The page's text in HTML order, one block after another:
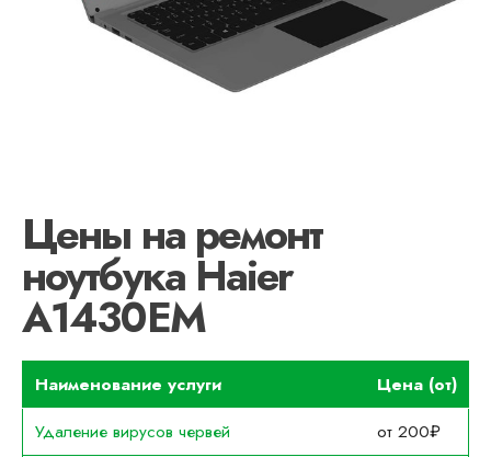
Цены на ремонт
ноутбука Haier
A1430EM
Наименование услуги
Цена (от)
Удаление вирусов червей
от 200₽